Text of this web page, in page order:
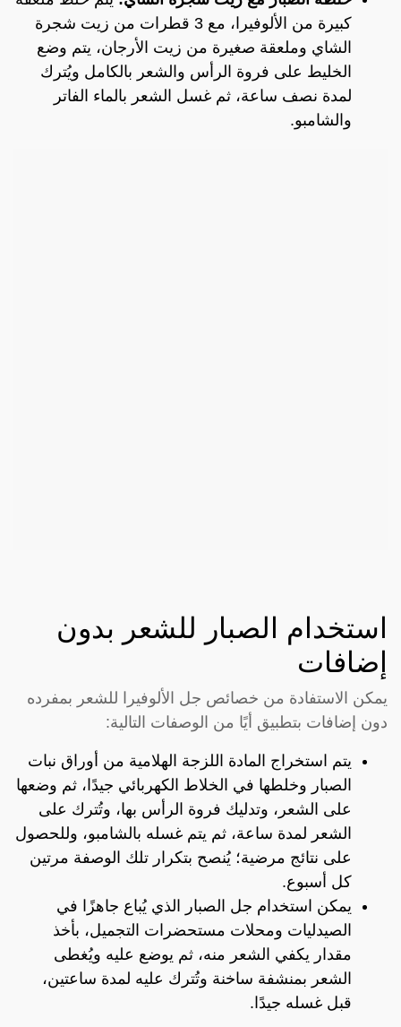
كبيرة من الألوفيرا، مع 3 قطرات من زيت شجرة
الشاي وملعقة صغيرة من زيت الأرجان، يتم وضع
الخليط على فروة الرأس والشعر بالكامل ويُترك
لمدة نصف ساعة، ثم غسل الشعر بالماء الفاتر
والشامبو.
استخدام الصبار للشعر بدون
إضافات
يمكن الاستفادة من خصائص جل الألوفيرا للشعر بمفرده
دون إضافات بتطبيق أيًا من الوصفات التالية:
يتم استخراج المادة اللزجة الهلامية من أوراق نبات
الصبار وخلطها في الخلاط الكهربائي جيدًا، ثم وضعها
على الشعر، وتدليك فروة الرأس بها، وتُترك على
الشعر لمدة ساعة، ثم يتم غسله بالشامبو، وللحصول
على نتائج مرضية؛ يُنصح بتكرار تلك الوصفة مرتين
كل أسبوع.
يمكن استخدام جل الصبار الذي يُباع جاهزًا في
الصيدليات ومحلات مستحضرات التجميل، بأخذ
مقدار يكفي الشعر منه، ثم يوضع عليه ويُغطى
الشعر بمنشفة ساخنة وتُترك عليه لمدة ساعتين،
قبل غسله جيدًا.